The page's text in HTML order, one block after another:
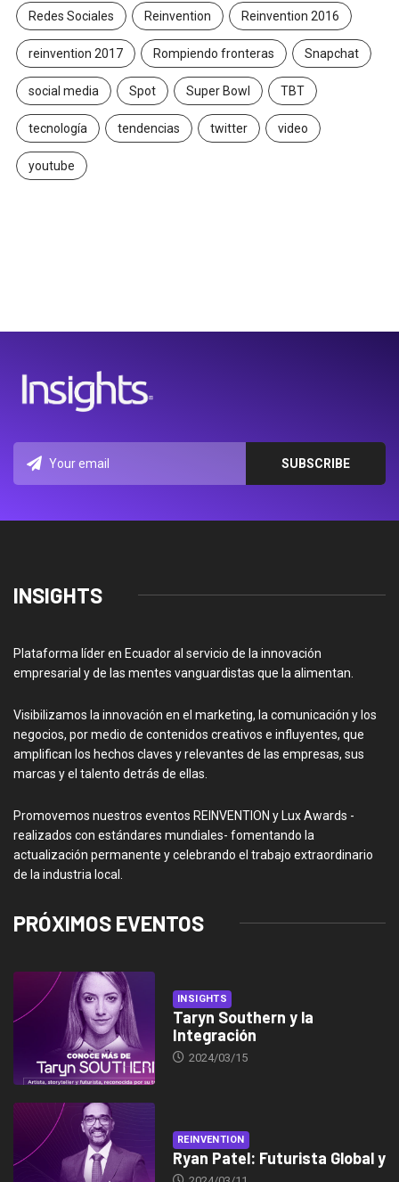
Redes Sociales Reinvention Reinvention 2016
reinvention 2017 Rompiendo fronteras Snapchat
social media Spot Super Bowl TBT
tecnología tendencias twitter video
youtube
INSIGHTS
Plataforma líder en Ecuador al servicio de la innovación
empresarial y de las mentes vanguardistas que la alimentan.
Visibilizamos la innovación en el marketing, la comunicación y los
negocios, por medio de contenidos creativos e influyentes, que
amplifican los hechos claves y relevantes de las empresas, sus
marcas y el talento detrás de ellas.
Promovemos nuestros eventos REINVENTION y Lux Awards -
realizados con estándares mundiales- fomentando la
actualización permanente y celebrando el trabajo extraordinario
de la industria local.
PRÓXIMOS EVENTOS
INSIGHTS
Taryn Southern y la
Integración
2024/03/15
REINVENTION
Ryan Patel: Futurista Global y